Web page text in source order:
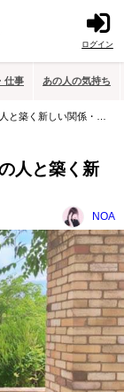
ログイン
仕事 あの人の気持ち
と築く新しい関係・下
人と築く新
NOA